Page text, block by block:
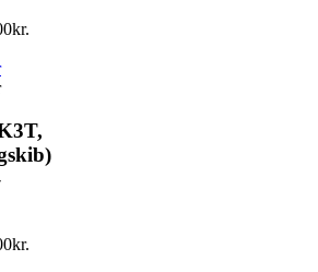
kr.
kr.